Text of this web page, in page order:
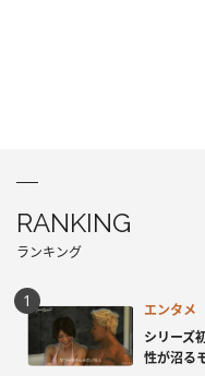
RANKING
ランキング
エンタメ
シリーズ
性が沼る